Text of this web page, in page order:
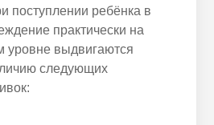
поступлении ребёнка в
практически на
уровне выдвигаются
следующих